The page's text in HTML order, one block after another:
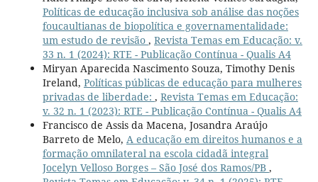
Políticas de educação inclusiva sob análise das noções
foucaultianas de biopolítica e governamentalidade:
um estudo de revisão , Revista Temas em Educação: v.
33 n. 1 (2024): RTE - Publicação Contínua - Qualis A4
Miryan Aparecida Nascimento Souza, Timothy Denis
Ireland, Políticas públicas de educação para mulheres
privadas de liberdade: , Revista Temas em Educação:
v. 32 n. 1 (2023): RTE - Publicação Contínua - Qualis A4
Francisco de Assis da Macena, Josandra Araújo
Barreto de Melo, A educação em direitos humanos e a
formação omnilateral na escola cidadã integral
Jocelyn Velloso Borges – São José dos Ramos/PB ,